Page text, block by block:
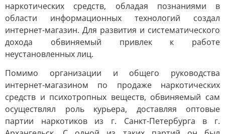
наркотических средств, обладая познаниями в
области информационных технологий создал
интернет-магазин. Для развития и систематического
дохода обвиняемый привлек к работе
неустановленных лиц.
Помимо организации и общего руководства
интернет-магазином по продаже наркотических
средств и психотропных веществ, обвиняемый сам
осуществлял роль курьера, доставляя оптовые
партии наркотиков из г. Санкт-Петербурга в г.